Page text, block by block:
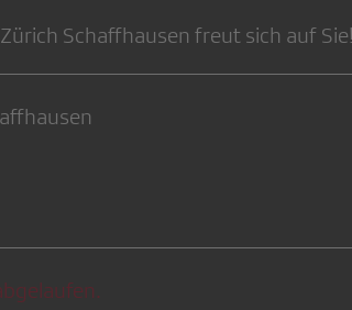
Schaffhausen freut sich auf Sie!